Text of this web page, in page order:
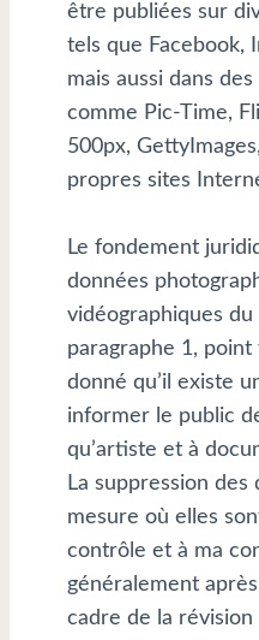
être publiées sur
tels que Facebook,
mais aussi dans des
comme Pic-Time,
500px,
propres sites
Le fondement
données
vidéographiques du
paragraphe 1,
donné qu’il existe
informer le public
qu’artiste et à
La suppression des
mesure où elles
contrôle et à ma
généralement
cadre de la révision